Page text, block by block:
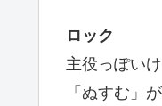
ロック
主役っぽい
「ぬすむ」